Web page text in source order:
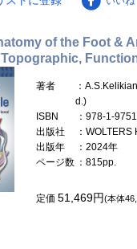
of the Foot &
著者
：
d.)
ISBN
：978-1-
出版社
：WOLTERS
出版年
：2024年
ページ数 ：815pp.
定価51,469円(本体